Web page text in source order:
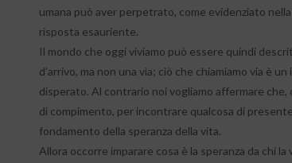
umana può aver perpetrato, come evidenziato
risposta esauriente.
Il mondo che oggi viviamo può essere quindi
d’arrivo, ma non una via; ciò che chiamiamo via è
disperato. Al contrario noi vogliamo affermare
di compimento, per incontrare qualcosa di
fondamento della speranza della vita.
Allora occorre imparare cosa è la speranza da chi